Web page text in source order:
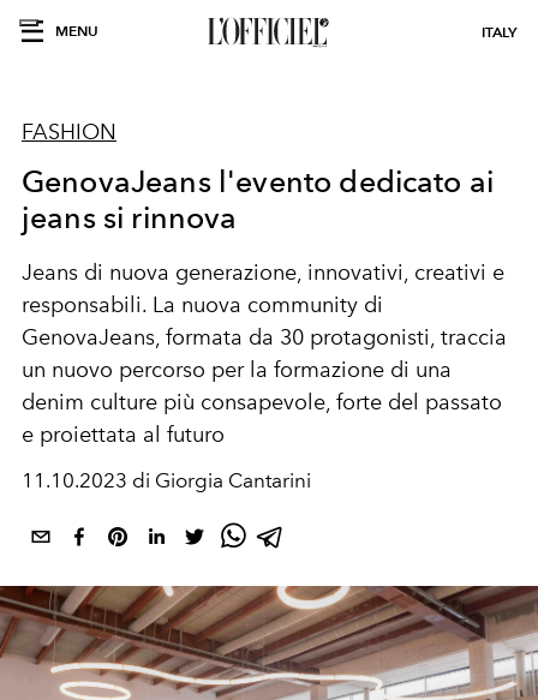
MENU ITALY
FASHION
GenovaJeans l'evento dedicato ai
jeans si rinnova
Jeans di nuova generazione, innovativi, creativi e
responsabili. La nuova community di
GenovaJeans, formata da 30 protagonisti, traccia
un nuovo percorso per la formazione di una
denim culture più consapevole, forte del passato
e proiettata al futuro
11.10.2023 di Giorgia Cantarini